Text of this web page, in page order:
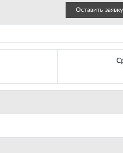
Оставить заявку